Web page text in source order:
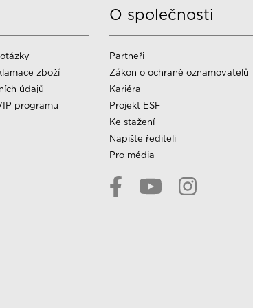
zboží
údajů
programu
O společnosti
Partneři
Zákon o ochraně oznamovatelů
Kariéra
Projekt ESF
Ke stažení
Napište řediteli
Pro média